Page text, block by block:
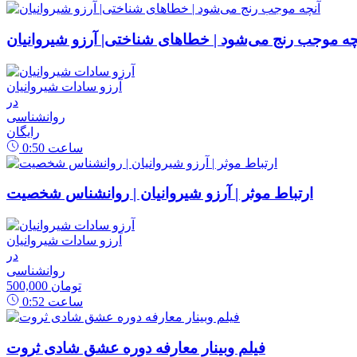
موجب رنج می‌شود | خطاهای شناختی| آرزو شیروانیان
آرزو سادات شیروانیان
در
روانشناسی
رایگان
0:50 ساعت
ارتباط موثر | آرزو شیروانیان | روانشناس شخصیت
آرزو سادات شیروانیان
در
روانشناسی
500,000 تومان
0:52 ساعت
فیلم وبینار معارفه دوره عشق شادی ثروت